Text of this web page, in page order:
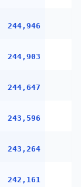
244,946
244,903
244,647
243,596
243,264
242,161